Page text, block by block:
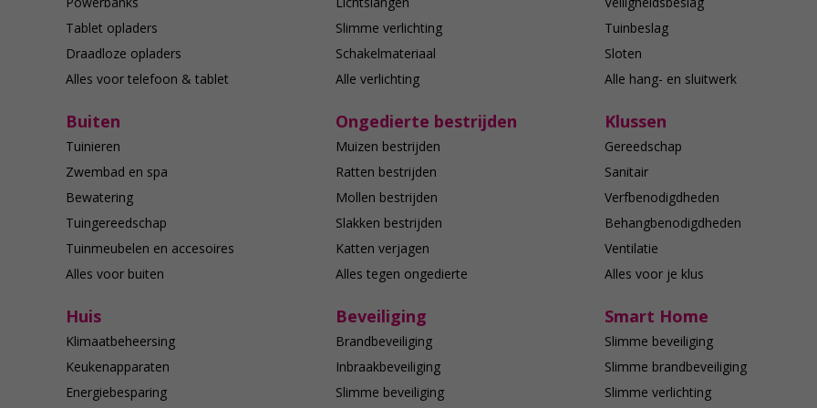
Tablet opladers
Draadloze opladers
Alles voor telefoon & tablet
Slimme verlichting
Schakelmateriaal
Alle verlichting
Tuinbeslag
Sloten
Alle hang- en sluitwerk
Buiten
Tuinieren
Zwembad en spa
Bewatering
Tuingereedschap
Tuinmeubelen en accesoires
Alles voor buiten
Ongedierte bestrijden
Muizen bestrijden
Ratten bestrijden
Mollen bestrijden
Slakken bestrijden
Katten verjagen
Alles tegen ongedierte
Klussen
Gereedschap
Sanitair
Verfbenodigdheden
Behangbenodigdheden
Ventilatie
Alles voor je klus
Huis
Klimaatbeheersing
Keukenapparaten
Energiebesparing
Beveiliging
Brandbeveiliging
Inbraakbeveiliging
Slimme beveiliging
Smart Home
Slimme beveiliging
Slimme brandbeveiliging
Slimme verlichting